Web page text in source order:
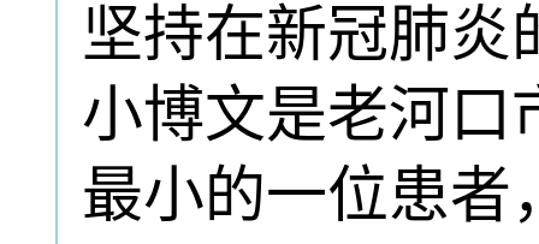
坚持在新冠肺炎
小博文是老河口
最小的一位患者